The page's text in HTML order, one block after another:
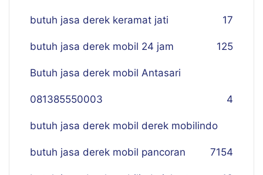
butuh jasa derek keramat jati 17
butuh jasa derek mobil 24 jam 125
Butuh jasa derek mobil Antasari
081385550003 4
butuh jasa derek mobil derek mobilindo
154
butuh jasa derek mobil pancoran 7